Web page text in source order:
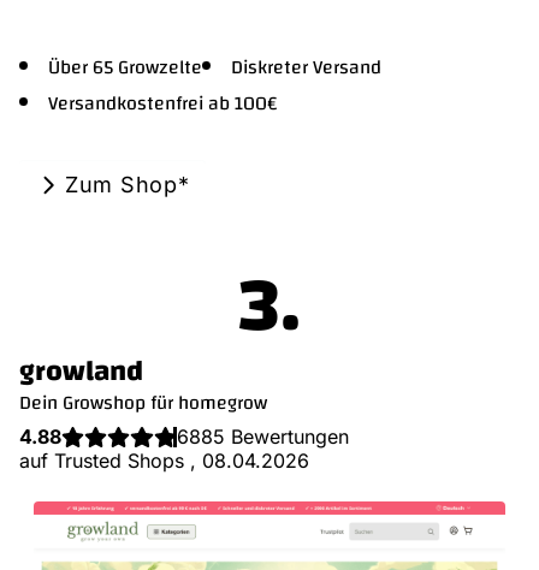
Über 65 Growzelte
Diskreter Versand
Versandkostenfrei ab 100€
Zum Shop*
.
growland
Dein Growshop für homegrow
4.88
6885 Bewertungen
auf Trusted Shops , 08.04.2026